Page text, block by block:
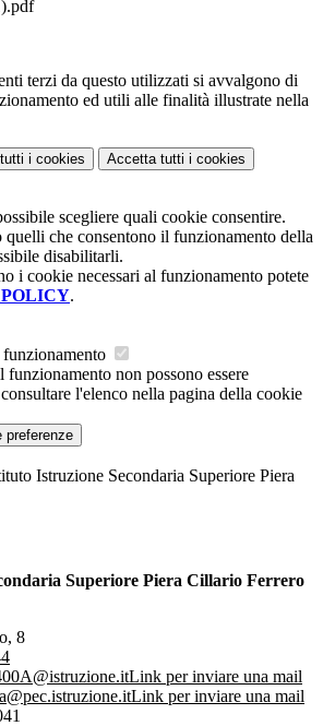
terzi da questo utilizzati si avvalgono di
ed utili alle finalità illustrate nella
i cookies Accetta tutti i cookies
scegliere quali cookie consentire.
quelli che consentono il funzionamento della
disabilitarli.
i cookie necessari al funzionamento potete
.
funzionamento non possono essere
l'elenco nella pagina della cookie
preferenze
Istruzione Secondaria Superiore Piera
Superiore Piera Cillario Ferrero
8
Link per inviare una mail
Link per inviare una mail